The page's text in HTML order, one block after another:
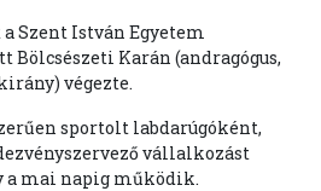
Szent István Egyetem
Karán (andragógus,
végezte.
sportolt labdarúgóként,
vállalkozást
a mai napig működik.